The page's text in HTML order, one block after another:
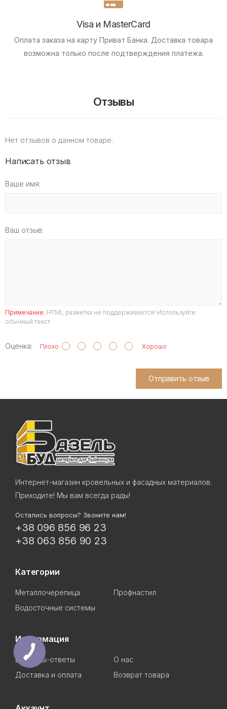
Visa и MasterCard
Оплата заказа на карту Приват Банка. Доставка товара
возможна только после подтверждения платежа.
Отзывы
Нет отзывов о данном товаре.
Написать отзыв
Ваше имя:
Ваш отзыв:
Примечание: HTML разметка не поддерживается! Используйте
обычный текст.
Оценка: Плохо Хорошо
Отправить отзыв
Интернет-магазин кровельных и фасадных материалов.
Приходите! Мы вам всегда рады!
Остались вопросы? Звоните нам!
+38 096 856 96 23
+38 063 856 90 23
Категории
Металлочерепица
Профнастил
Водосточные системы
Информация
Вопросы-ответы
О нас
Доставка и оплата
Возврат товара